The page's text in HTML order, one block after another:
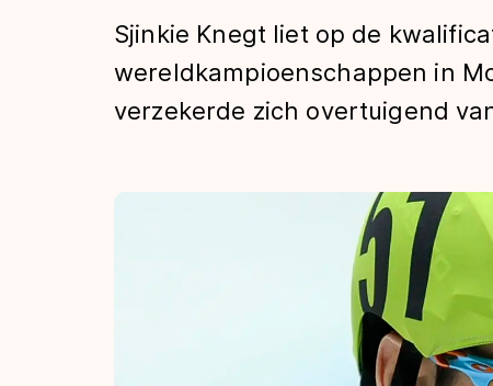
Tijden & historie
De weg op
Schaatsfans
Olympische
Sjinkie Knegt liet op de
wereldkampioenschappen in
verzekerde zich overtuigend